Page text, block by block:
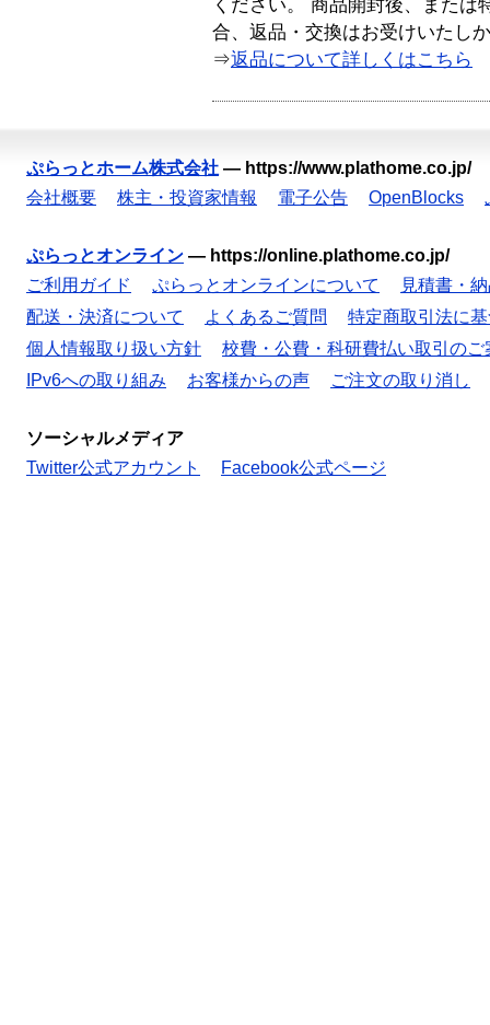
ください。 商品開封後、または
合、返品・交換はお受けいたし
⇒返品について詳しくはこちら
ぷらっとホーム株式会社 — https://www.plathome.co.jp/
会社概要
株主・投資家情報 電子公告 OpenBlocks
ぷらっとオンライン — https://online.plathome.co.jp/
ご利用ガイド
ぷらっとオンラインについて
見積書・
配送・決済について
よくあるご質問
特定商取引法に
個人情報取り扱い方針
校費・公費・科研費払い取引のご
IPv6への取り組み
お客様からの声 ご注文の取り消し
ソーシャルメディア
Twitter公式アカウント
Facebook公式ページ